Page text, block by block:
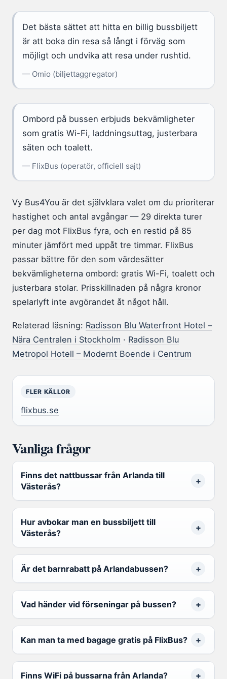
Det bästa sättet att hitta en billig bussbiljett
är att boka din resa så långt i förväg som
möjligt och undvika att resa under rushtid.
— Omio (biljettaggregator)
Ombord på bussen erbjuds bekvämligheter
som gratis Wi-Fi, laddningsuttag, justerbara
säten och toalett.
— FlixBus (operatör, officiell sajt)
Vy Bus4You är det självklara valet om du prioriterar
hastighet och antal avgångar — 29 direkta turer
per dag mot FlixBus fyra, och en restid på 85
minuter jämfört med uppåt tre timmar. FlixBus
passar bättre för den som värdesätter
bekvämligheterna ombord: gratis Wi-Fi, toalett och
justerbara stolar. Prisskillnaden på några kronor
spelarlyft inte avgörandet åt något håll.
Relaterad läsning: Radisson Blu Waterfront Hotel –
Nära Centralen i Stockholm · Radisson Blu
Metropol Hotell – Modernt Boende i Centrum
FLER KÄLLOR
flixbus.se
Vanliga frågor
Finns det nattbussar från Arlanda till
Västerås?
Hur avbokar man en bussbiljett till
Västerås?
Är det barnrabatt på Arlandabussen?
Vad händer vid förseningar på bussen?
Kan man ta med bagage gratis på FlixBus?
Finns WiFi på bussarna från Arlanda?